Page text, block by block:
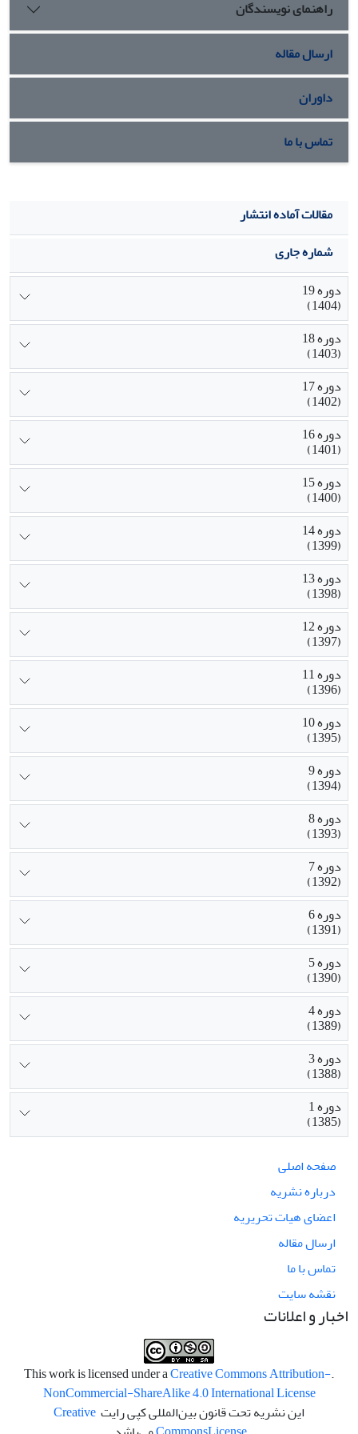
والدین دلالت دارد.
راهنمای نویسندگان
ارسال مقاله
داوران
تماس با ما
مقالات آماده انتشار
شماره جاری
دوره 19
(1404)
دوره 18
(1403)
دوره 17
(1402)
دوره 16
(1401)
دوره 15
(1400)
دوره 14
(1399)
دوره 13
(1398)
دوره 12
(1397)
دوره 11
(1396)
دوره 10
(1395)
دوره 9
(1394)
دوره 8
(1393)
دوره 7
(1392)
دوره 6
(1391)
دوره 5
(1390)
دوره 4
(1389)
دوره 3
(1388)
دوره 1
(1385)
صفحه اصلی
درباره نشریه
اعضای هیات تحریریه
ارسال مقاله
تماس با ما
نقشه سایت
اخبار و اعلانات
.This work is licensed under a
Creative Commons Attribution-
NonCommercial-ShareAlike 4.0 International License
این نشریه تحت قانون بین‌المللی کپی رایت Creative